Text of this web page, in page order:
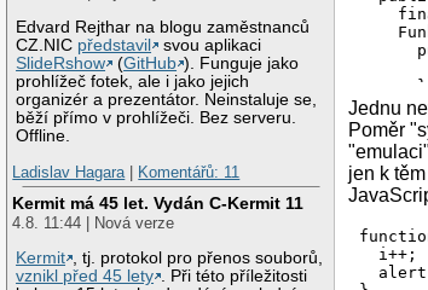
Edvard Rejthar na blogu zaměstnanců
CZ.NIC představil
svou aplikaci
SlideRshow
(GitHub ). Funguje jako
prohlížeč fotek, ale i jako jejich
organizér a prezentátor. Neinstaluje se,
běží přímo v prohlížeči. Bez serveru.
Offline.
Ladislav Hagara | Komentářů: 11
Kermit má 45 let. Vydán C-Kermit 11
4.8. 11:44 | Nová verze
Kermit , tj. protokol pro přenos souborů,
vznikl před 45 lety . Při této příležitosti
      }
    };
  }
  }
Jednu
Poměr
jen k
  i++;